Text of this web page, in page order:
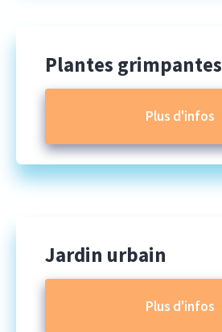
Plantes grimpantes
Plus d'infos
Jardin urbain
Plus d'infos